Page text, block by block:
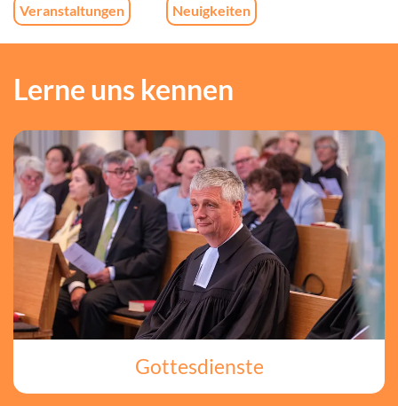
Veranstaltungen Neuigkeiten
Lerne uns kennen
Gottesdienste